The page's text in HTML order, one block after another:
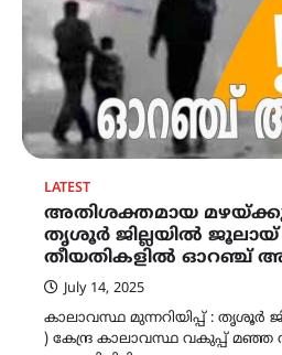
LATEST
അതിശക്തമായ
തൃശൂർ ജില്ലയിൽ ജൂലായ്
തീയതികളിൽ ഓറഞ്ച്
July 14, 2025
കാലാവസ്ഥ മുന്നറിയിപ്പ് : തൃശൂർ
) കേന്ദ്ര കാലാവസ്ഥ വകുപ്പ് മഞ്ഞ